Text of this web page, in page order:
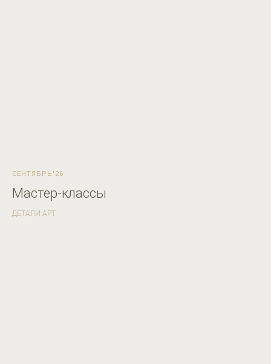
СЕНТЯБРЬ'26
Мастер-классы
ДЕТАЛИ АРТ